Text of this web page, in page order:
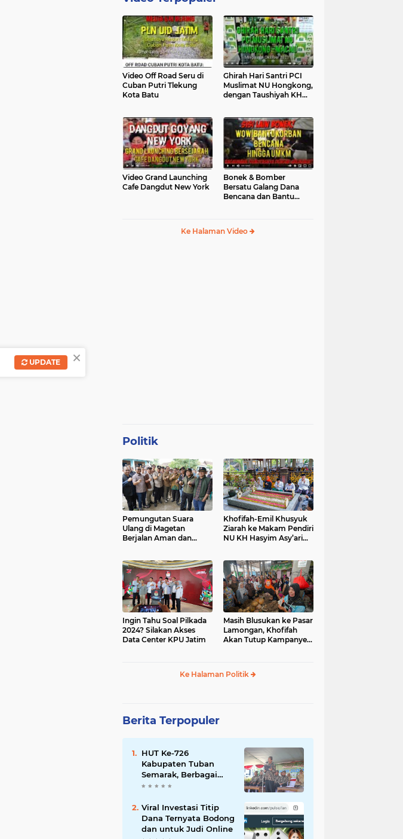
Video Off Road Seru di
Cuban Putri Tlekung
Kota Batu
Ghirah Hari Santri PCI
Muslimat NU Hongkong,
dengan Taushiyah KH
Video Grand Launching
Cafe Dangdut New York
Bonek & Bomber
Bersatu Galang Dana
Bencana dan Bantu
Ke Halaman Video
Politik
Pemungutan Suara
Ulang di Magetan
Berjalan Aman dan
Khofifah-Emil Khusyuk
Ziarah ke Makam Pendiri
NU KH Hasyim Asy’ari
Ingin Tahu Soal Pilkada
2024? Silakan Akses
Data Center KPU Jatim
Masih Blusukan ke Pasar
Lamongan, Khofifah
Akan Tutup Kampanye
Ke Halaman Politik
Berita Terpopuler
HUT Ke-726
Kabupaten Tuban
Semarak, Berbagai
Prestasinya Pun
Viral Investasi Titip
Dana Ternyata Bodong
dan untuk Judi Online
×
UPDATE